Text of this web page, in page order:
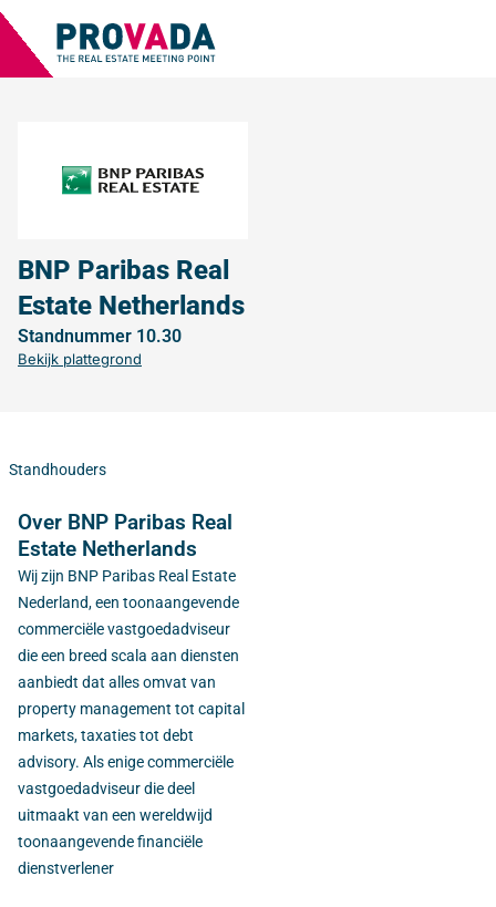
BNP Paribas Real
Estate Netherlands
Standnummer 10.30
Bekijk plattegrond
Standhouders
Over BNP Paribas Real
Estate Netherlands
Wij zijn BNP Paribas Real Estate
Nederland, een toonaangevende
commerciële vastgoedadviseur
die een breed scala aan diensten
aanbiedt dat alles omvat van
property management tot capital
markets, taxaties tot debt
advisory. Als enige commerciële
vastgoedadviseur die deel
uitmaakt van een wereldwijd
toonaangevende financiële
dienstverlener